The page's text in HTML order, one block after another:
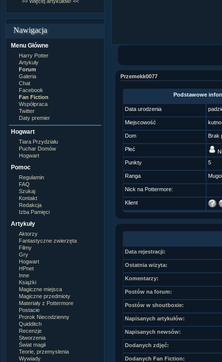
Nawigacja
Menu Główne
Harry Potter
Artykuły
Forum
Galeria
Chat
Facebook
Fan Fiction
Współpraca
Twitter
Daty premier
Hogwart
Tiara Przydziału
Puchar Domów
Hogwart
Pomoc
Regulamin
FAQ
Szukaj
Kontakt
Redakcja
Izba Pamięci
Artykuły
Aktorzy
Fantastyczne zwierzęta
Filmy
Gry
Hogwart
HPnet
Inne
Książki
Magiczne miejsca
Magiczne przedmioty
Materiały z Pottermore
Postacie
Prorok Niecodzienny
Quidditch
Recenzje
Stworzenia
Świat magii
Teorie, przemyslenia
Wywiady
Przemekk0077
Podstawowe
Data urodzenia
Miejscowość kutno
Dom Brak
Płeć
Punkty
5
Ranga Mugol
Nick na Pottermore:
Klient
Data rejestracji:
Ostatnia wizyta:
Komentarzy:
Postów na forum:
Postów w shoutboxie:
Napisanych artykułów:
Napisanych newsów:
Dodanych zdjęć:
Dodanych Fan Fiction: